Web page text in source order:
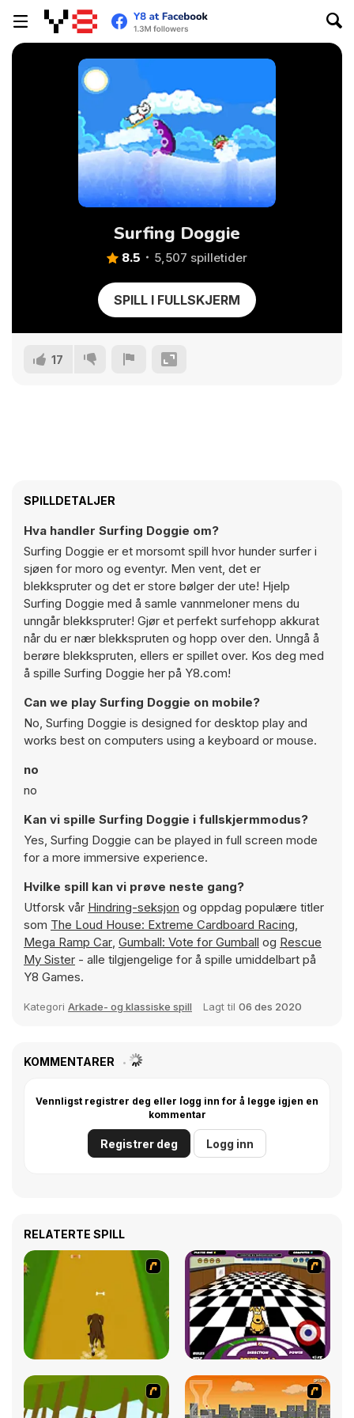
Surfing Doggie
8.5 5,507 spilletider
SPILL I FULLSKJERM
17
SPILLDETALJER
Hva handler Surfing Doggie om?
Surfing Doggie er et morsomt spill hvor hunder surfer i
sjøen for moro og eventyr. Men vent, det er
blekkspruter og det er store bølger der ute! Hjelp
Surfing Doggie med å samle vannmeloner mens du
unngår blekkspruter! Gjør et perfekt surfehopp akkurat
når du er nær blekkspruten og hopp over den. Unngå å
berøre blekkspruten, ellers er spillet over. Kos deg med
å spille Surfing Doggie her på Y8.com!
Can we play Surfing Doggie on mobile?
No, Surfing Doggie is designed for desktop play and
works best on computers using a keyboard or mouse.
no
no
Kan vi spille Surfing Doggie i fullskjermmodus?
Yes, Surfing Doggie can be played in full screen mode
for a more immersive experience.
Hvilke spill kan vi prøve neste gang?
Utforsk vår Hindring-seksjon og oppdag populære titler
som The Loud House: Extreme Cardboard Racing,
Mega Ramp Car, Gumball: Vote for Gumball og Rescue
My Sister - alle tilgjengelige for å spille umiddelbart på
Y8 Games.
Kategori Arkade- og klassiske spill Lagt til 06 des 2020
KOMMENTARER
Vennligst registrer deg eller logg inn for å legge igjen en
kommentar
Registrer deg Logg inn
RELATERTE SPILL